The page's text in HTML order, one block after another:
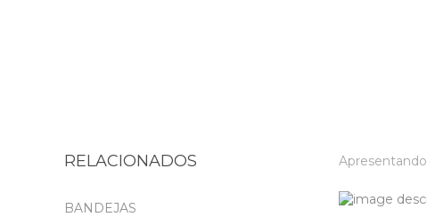
RELACIONADOS
BANDEJAS
Apresentando